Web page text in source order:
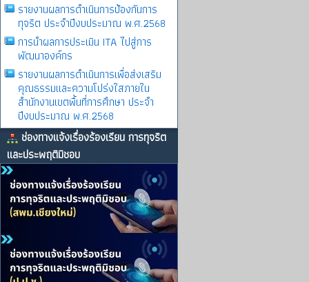
รายงานผลการดําเนินการป้องกันการ
ทุจริต ประจําปีงบประมาณ พ.ศ.2568
การนำผลการประเมิน ITA ไปสู่การ
พัฒนาองค์กร
รายงานผลการดําเนินการเพื่อส่งเสริม
คุณธรรมและความโปร่งใสภายใน
สำนักงานเขตพื้นที่การศึกษา ประจำ
ปีงบประมาณ พ.ศ.2568
ช่องทางแจ้งเรื่องร้องเรียน การทุจริต
และประพฤติมิชอบ